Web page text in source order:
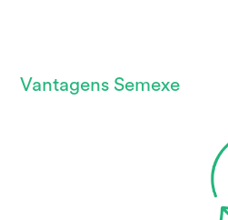
Vantagens Semexe